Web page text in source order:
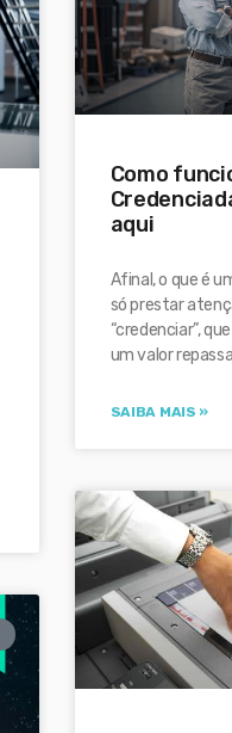
Como
aqui
Afinal, o que é
só prestar
“credenciar”,
um valor
SAIBA MAIS »